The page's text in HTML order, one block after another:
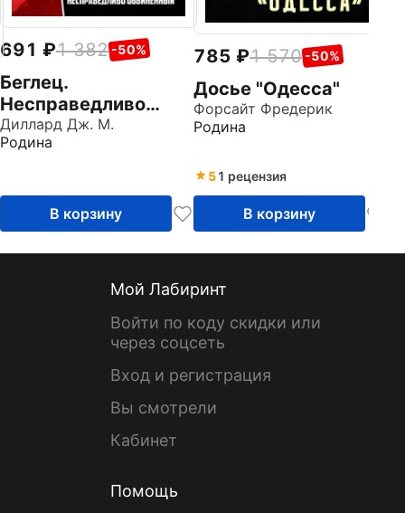
691 1 382 -50%
Беглец.
Несправедливо
обвиненный
Диллард Дж. М.
Родина
В корзину
785 1 570 -50%
Досье "Одесса"
Форсайт Фредерик
Родина
51 рецензия
В корзину
Мой Лабиринт
Войти по коду скидки или
через соцсеть
Вход и регистрация
Вы смотрели
Кабинет
Помощь